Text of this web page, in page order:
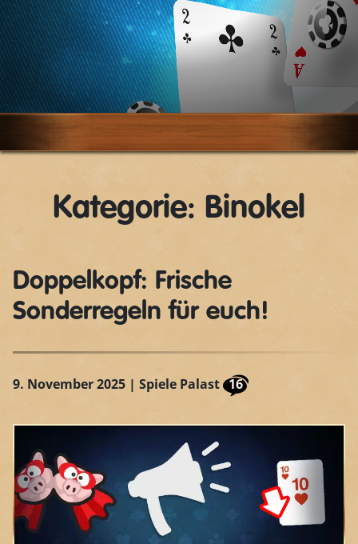
Kategorie: Binokel
Doppelkopf: Frische
Sonderregeln für euch!
9. November 2025 | Spiele Palast 16